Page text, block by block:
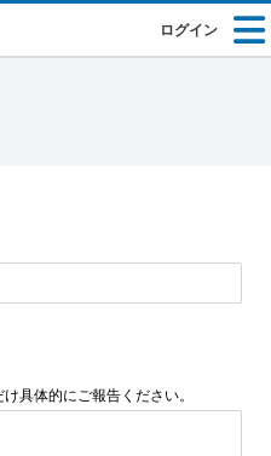
ログイン
具体的にご報告ください。